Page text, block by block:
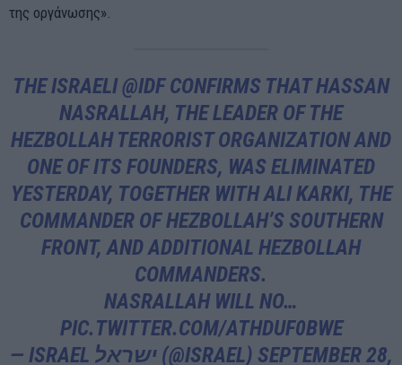
της οργάνωσης».
THE ISRAELI@IDFCONFIRMS THAT HASSAN
NASRALLAH, THE LEADER OF THE
HEZBOLLAH TERRORIST ORGANIZATION AND
ONE OF ITS FOUNDERS, WAS ELIMINATED
YESTERDAY, TOGETHER WITH ALI KARKI, THE
COMMANDER OF HEZBOLLAH’S SOUTHERN
FRONT, AND ADDITIONAL HEZBOLLAH
COMMANDERS.
NASRALLAH WILL NO…
PIC.TWITTER.COM/ATHDUF0BWE
— ISRAEL ישראל (@ISRAEL) SEPTEMBER 28,